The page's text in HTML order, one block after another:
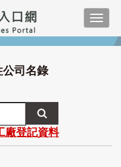
公司名錄
廠登記資料